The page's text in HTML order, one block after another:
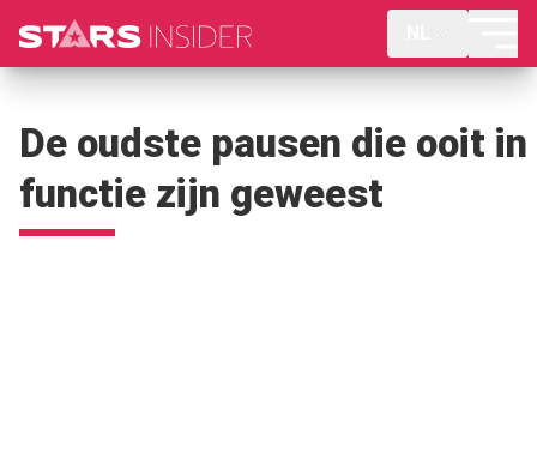
De oudste pausen die ooit in
functie zijn geweest